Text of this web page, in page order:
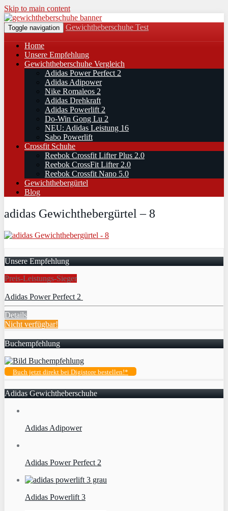
Skip to main content
Toggle navigation Gewichtheberschuhe Test
Home
Unsere Empfehlung
Gewichtheberschuhe Vergleich
Adidas Power Perfect 2
Adidas Adipower
Nike Romaleos 2
Adidas Drehkraft
Adidas Powerlift 2
Do-Win Gong Lu 2
NEU: Adidas Leistung 16
Sabo Powerlift
Crossfit Schuhe
Reebok Crossfit Lifter Plus 2.0
Reebok CrossFit Lifter 2.0
Reebok Crossfit Nano 5.0
Gewichthebergürtel
Blog
adidas Gewichthebergürtel – 8
Unsere Empfehlung
Preis-Leistungs-Sieger
Adidas Power Perfect 2
Details
Nicht verfügbar!
Buchempfehlung
Buch jetzt direkt bei Digistore bestellen!*
Adidas Gewichtheberschuhe
Adidas Adipower
Adidas Power Perfect 2
Adidas Powerlift 3